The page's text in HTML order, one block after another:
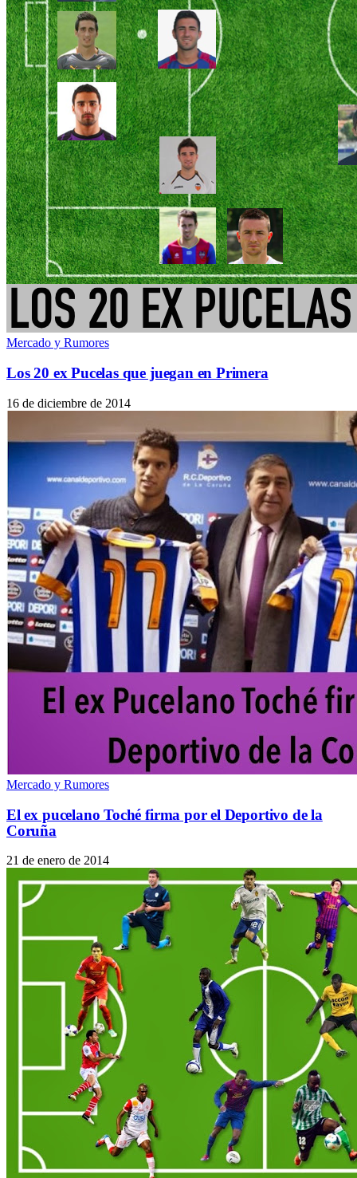
Mercado y Rumores
Los 20 ex Pucelas que juegan en Primera
16 de diciembre de 2014
Mercado y Rumores
El ex pucelano Toché firma por el Deportivo de la
Coruña
21 de enero de 2014